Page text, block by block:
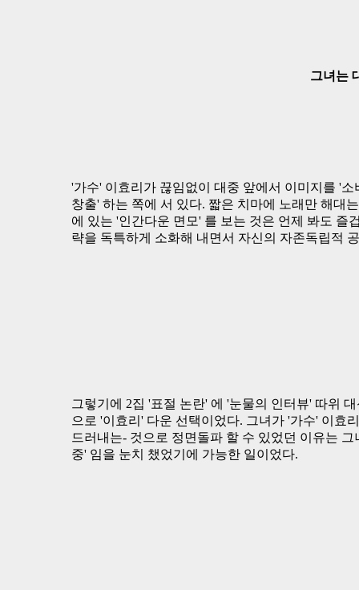
그녀는
'가수' 이효리가 끊임없이 대중 앞에서 이미지를 '
창출' 하는 쪽에 서 있다. 짧은 치마에 노래만 해대
에 있는 '인간다운 면모' 를 보는 것은 언제 봐도 즐
략을 독특하게 소화해 내면서 자신의 자존독립적
그렇기에 2집 '표절 논란' 에 '눈물의 인터뷰' 따위
으로 '이효리' 다운 선택이었다. 그녀가 '가수' 이효
드러내는- 것으로 정면돌파 할 수 있었던 이유는
중' 임을 눈치 챘었기에 가능한 일이었다.